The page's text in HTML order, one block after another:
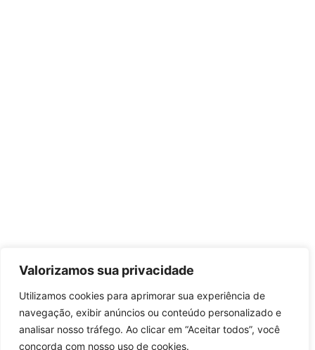
Valorizamos sua privacidade
Utilizamos cookies para aprimorar sua experiência de
navegação, exibir anúncios ou conteúdo personalizado e
analisar nosso tráfego. Ao clicar em “Aceitar todos”, você
concorda com nosso uso de cookies.